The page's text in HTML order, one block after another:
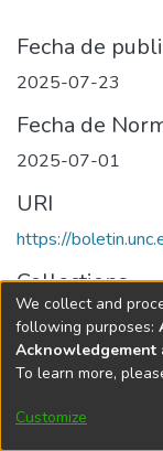
Fecha de
2025-07-23
Fecha de
2025-07-01
URI
https://
Collections
Edición 018/2025
We collect and
following purposes:
Acknowledgement
To learn more,
Customize